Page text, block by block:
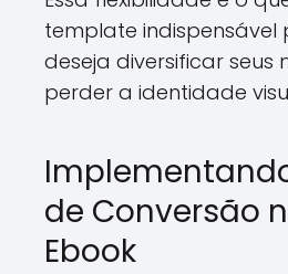
template indispensável
deseja diversificar seus
perder a identidade
de Conversão
Ebook